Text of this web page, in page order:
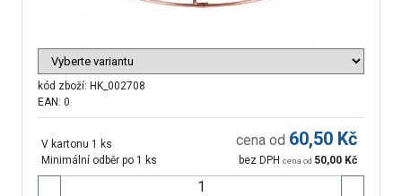
kód zboží: HK_002708
EAN: 0
V kartonu 1 ks
Minimální odběr po 1 ks
cena od 60,50 Kč
bez DPH cena od 50,00 Kč